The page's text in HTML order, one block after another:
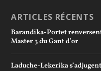
ARTICLES RÉCENTS
Barandika-Portet
Master 3 du Gant d’or
Laduche-Lekerika